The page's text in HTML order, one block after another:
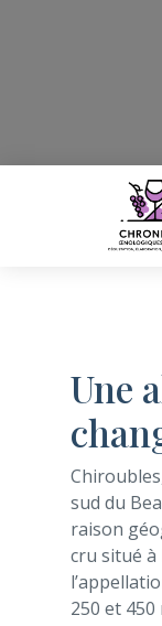
Une
sud du
raison
cru situé
250 et